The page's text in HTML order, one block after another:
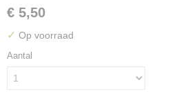
€ 5,50
✓ Op voorraad
Aantal